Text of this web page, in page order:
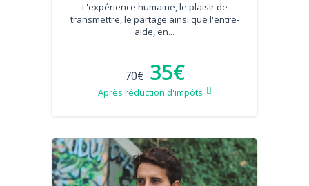
L'expérience humaine, le plaisir de
transmettre, le partage ainsi que l'entre-
aide, en...
70€ 35€
Après réduction d'impôts